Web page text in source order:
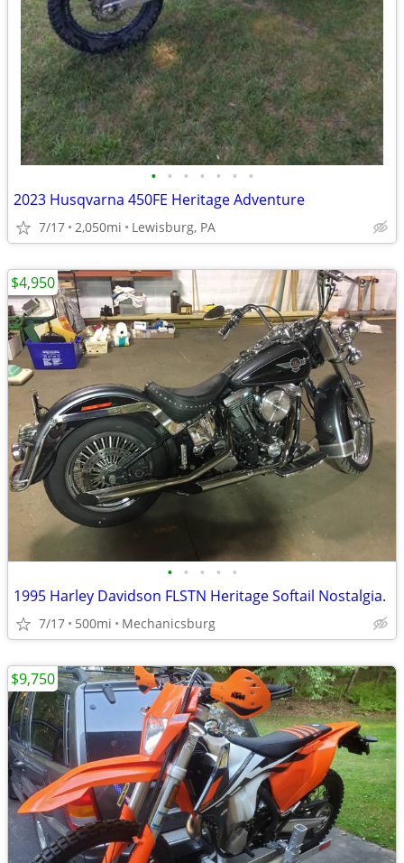
• • • • • • •
2023 Husqvarna 450FE Heritage Adventure
7/17 2,050mi Lewisburg, PA
• • • • •
1995 Harley Davidson FLSTN Heritage Softail Nostalgia.
7/17 500mi Mechanicsburg
$4,950
$9,750